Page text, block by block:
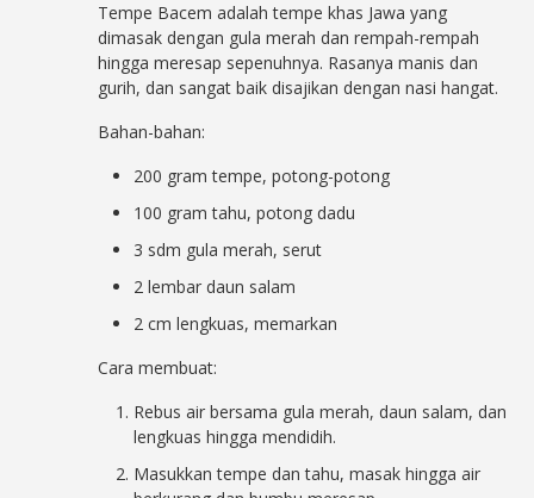
Tempe Bacem adalah tempe khas Jawa yang
dimasak dengan gula merah dan rempah-rempah
hingga meresap sepenuhnya. Rasanya manis dan
gurih, dan sangat baik disajikan dengan nasi hangat.
Bahan-bahan:
200 gram tempe, potong-potong
100 gram tahu, potong dadu
3 sdm gula merah, serut
2 lembar daun salam
2 cm lengkuas, memarkan
Cara membuat:
Rebus air bersama gula merah, daun salam, dan
lengkuas hingga mendidih.
Masukkan tempe dan tahu, masak hingga air